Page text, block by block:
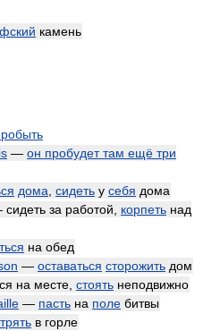
камень
— он пробудет там ещё три
дома сидеть у себя дома
за работой, корпеть над
на обед
— оставаться сторожить дом
на месте, стоять неподвижно
— пасть на поле битвы
в горле